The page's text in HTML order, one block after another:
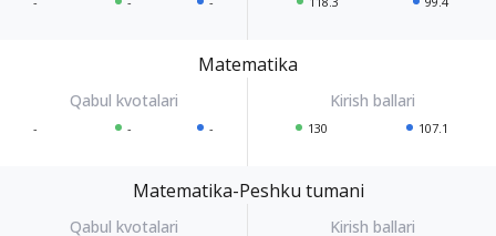
Matematika
- - - 130 107.1
Matematika-Peshku tumani